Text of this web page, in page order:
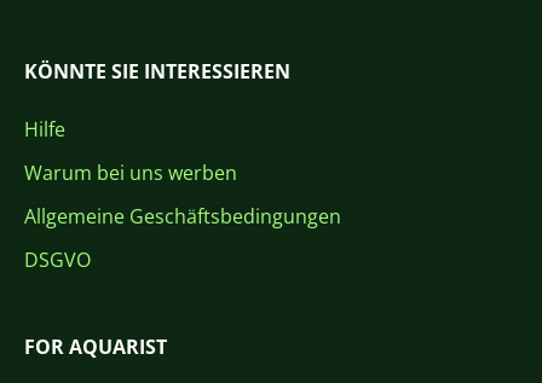
KÖNNTE SIE INTERESSIEREN
Hilfe
Warum bei uns werben
Allgemeine Geschäftsbedingungen
DSGVO
FOR AQUARIST